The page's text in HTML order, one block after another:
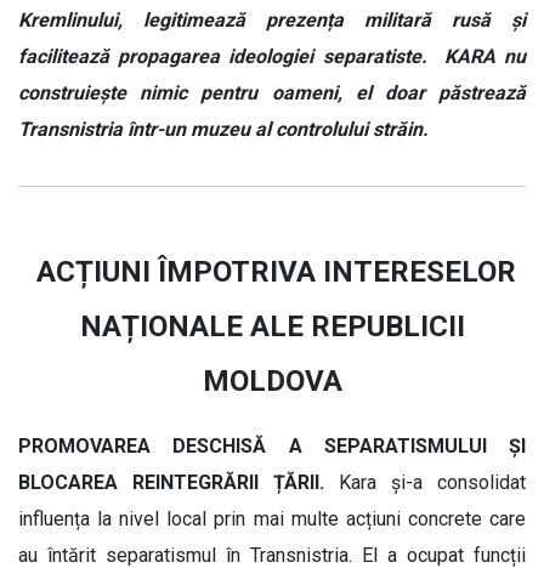
Kremlinului, legitimează prezența militară rusă și
facilitează propagarea ideologiei separatiste. KARA nu
construiește nimic pentru oameni, el doar păstrează
Transnistria într-un muzeu al controlului străin.
ACȚIUNI ÎMPOTRIVA INTERESELOR
NAȚIONALE ALE REPUBLICII
MOLDOVA
PROMOVAREA DESCHISĂ A SEPARATISMULUI ȘI
BLOCAREA REINTEGRĂRII ȚĂRII. Kara și-a consolidat
influența la nivel local prin mai multe acțiuni concrete care
au întărit separatismul în Transnistria. El a ocupat funcții